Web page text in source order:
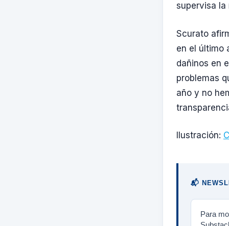
supervisa la
Scurato
en el último
dañinos en
problemas
año y no
Ilustración:
📬
Para